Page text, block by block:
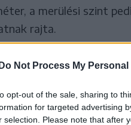
Do Not Process My
opt-out of the sale, sharing to
for targeted advertising
selection. Please note that after
a merülési szint
rajta.
az elmúlt